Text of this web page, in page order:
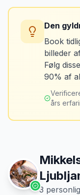
MJ
“
sidste
Tank
er
Den
Book
billeder
Følg
90% af
års
3